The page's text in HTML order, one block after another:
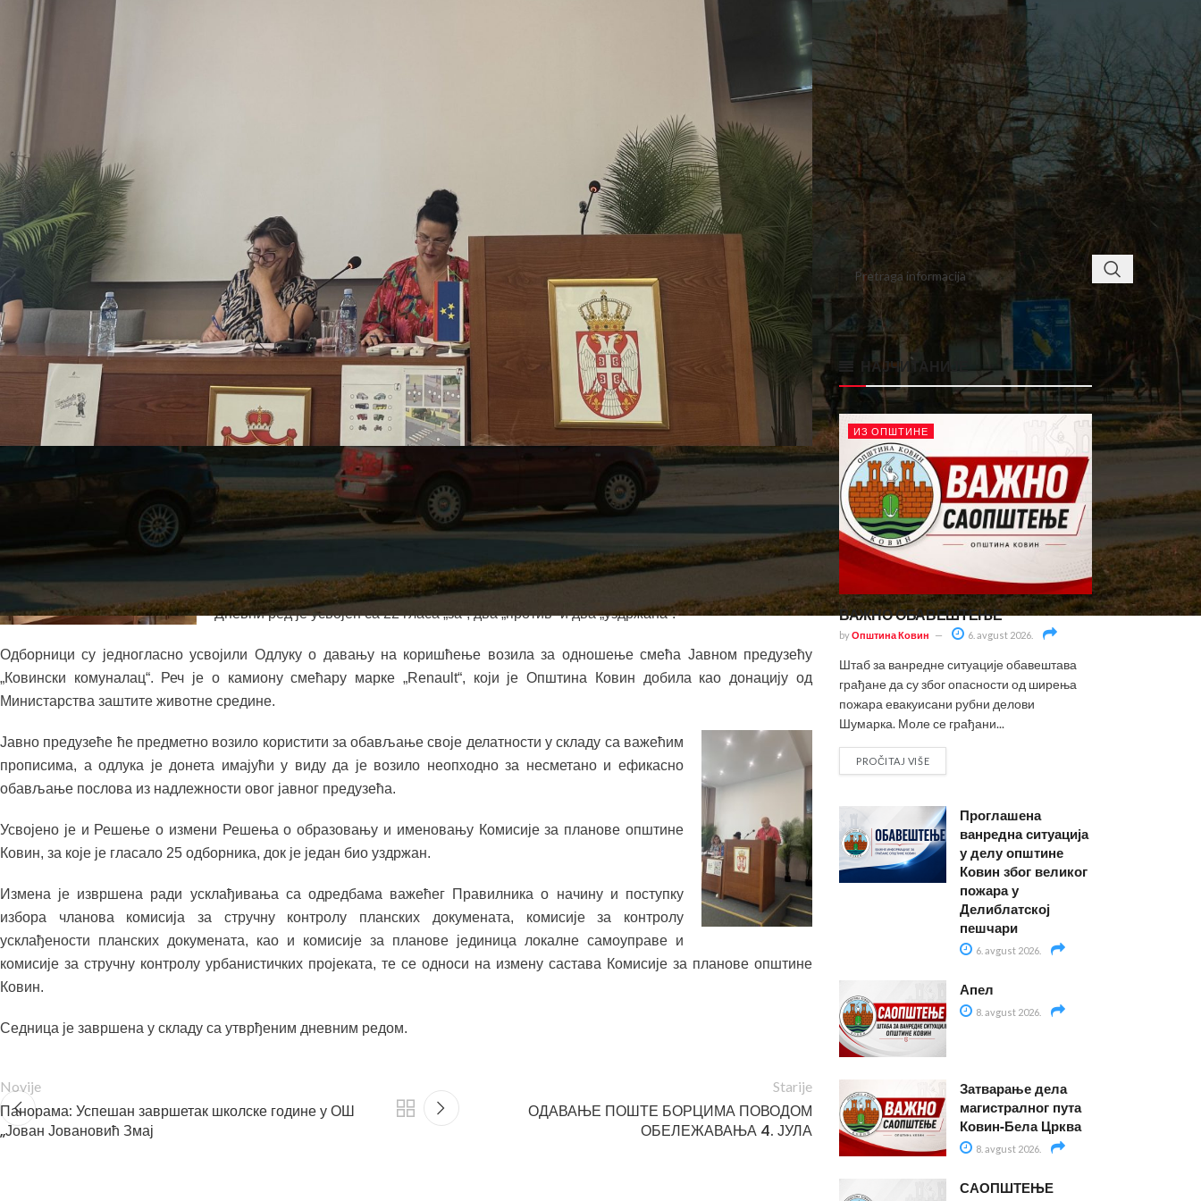
Данас је у скупштинској сали одржана 15. седница Скупштине општине Ковин.
Након прозивке одборника утврђено је да седници присуствује 26 одборника, док је 9
одборника оправдано одсутно, те је констатовано да постоји кворум за рад и
Дневни ред је усвојен са 22 гласа „за“, два „против“ и два „уздржана“.
Одборници су једногласно усвојили Одлуку о давању на коришћење возила за одношење смећа Јавном предузећу
„Ковински комуналац“. Реч је о камиону смећару марке „Renault“, који је Општина Ковин добила као донацију од
Министарства заштите животне средине.
Јавно предузеће ће предметно возило користити за обављање своје делатности у складу са важећим
прописима, а одлука је донета имајући у виду да је возило неопходно за несметано и ефикасно
обављање послова из надлежности овог јавног предузећа.
Усвојено је и Решење о измени Решења о образовању и именовању Комисије за планове општине
Ковин, за које је гласало 25 одборника, док је један био уздржан.
Измена је извршена ради усклађивања са одредбама важећег Правилника о начину и поступку
избора чланова комисија за стручну контролу планских докумената, комисије за контролу
усклађености планских докумената, као и комисије за планове јединица локалне самоуправе и
комисије за стручну контролу урбанистичких пројеката, те се односи на измену састава Комисије за планове општине
Ковин.
Седница је завршена у складу са утврђеним дневним редом.
Novije
Панорама: Успешан завршетак школске године у ОШ
„Јован Јовановић Змај
Starije
ОДАВАЊЕ ПОШТЕ БОРЦИМА ПОВОДОМ
ОБЕЛЕЖАВАЊА 4. ЈУЛА
8 10 13
15 16 17 18 19
22 23 24 25 26 27 28
29
30
« maj
jul »
< class="widget-title">ПРОНАЂИТЕ
НАЈЧИТАНИЈЕ
ИЗ ОПШТИНЕ
ВАЖНО ОБАВЕШТЕЊЕ
byОпштина Ковин 6. avgust 2026.
Штаб за ванредне ситуације обавештава
грађане да су због опасности од ширења
пожара евакуисани рубни делови
Шумарка. Моле се грађани...
PROČITAJ VIŠE
Проглашена
ванредна ситуација
у делу општине
Ковин због великог
пожара у
Делиблатској
пешчари
6. avgust 2026.
Апел
8. avgust 2026.
Затварање дела
магистралног пута
Ковин-Бела Црква
8. avgust 2026.
САОПШТЕЊЕ